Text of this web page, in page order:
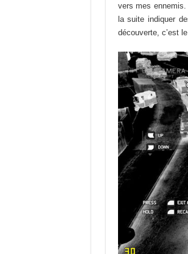
vers mes
la suite indiquer
découverte, c’est